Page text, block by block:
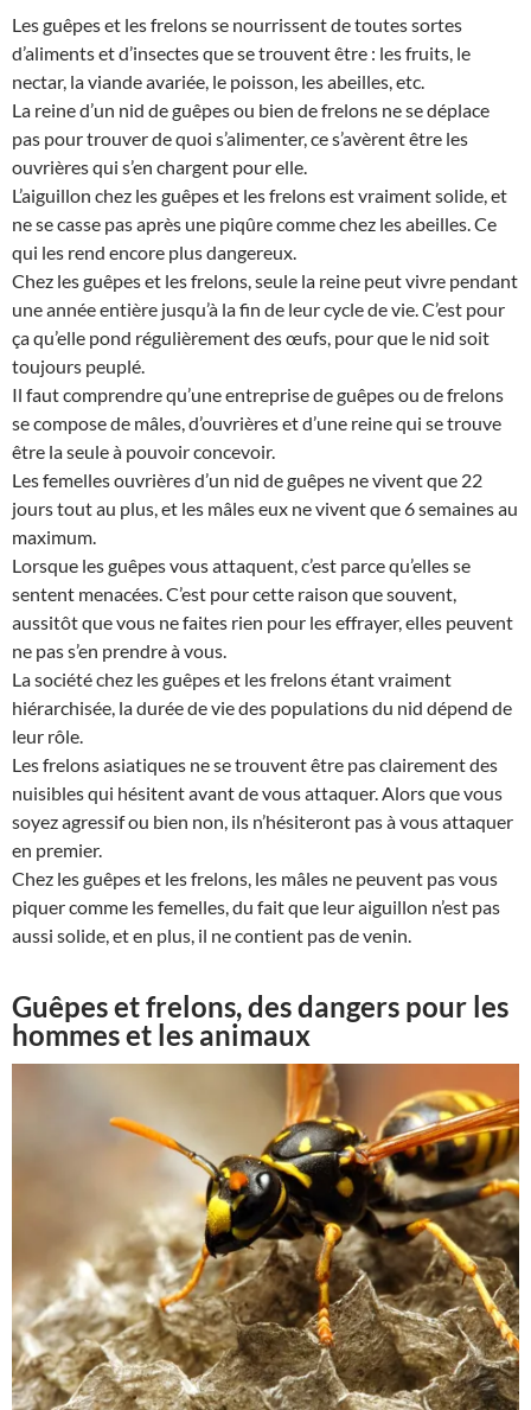
Les guêpes et les frelons se nourrissent de toutes sortes
d’aliments et d’insectes que se trouvent être : les fruits, le
nectar, la viande avariée, le poisson, les abeilles, etc.
La reine d’un nid de guêpes ou bien de frelons ne se déplace
pas pour trouver de quoi s’alimenter, ce s’avèrent être les
ouvrières qui s’en chargent pour elle.
L’aiguillon chez les guêpes et les frelons est vraiment solide, et
ne se casse pas après une piqûre comme chez les abeilles. Ce
qui les rend encore plus dangereux.
Chez les guêpes et les frelons, seule la reine peut vivre pendant
une année entière jusqu’à la fin de leur cycle de vie. C’est pour
ça qu’elle pond régulièrement des œufs, pour que le nid soit
toujours peuplé.
Il faut comprendre qu’une entreprise de guêpes ou de frelons
se compose de mâles, d’ouvrières et d’une reine qui se trouve
être la seule à pouvoir concevoir.
Les femelles ouvrières d’un nid de guêpes ne vivent que 22
jours tout au plus, et les mâles eux ne vivent que 6 semaines au
maximum.
Lorsque les guêpes vous attaquent, c’est parce qu’elles se
sentent menacées. C’est pour cette raison que souvent,
aussitôt que vous ne faites rien pour les effrayer, elles peuvent
ne pas s’en prendre à vous.
La société chez les guêpes et les frelons étant vraiment
hiérarchisée, la durée de vie des populations du nid dépend de
leur rôle.
Les frelons asiatiques ne se trouvent être pas clairement des
nuisibles qui hésitent avant de vous attaquer. Alors que vous
soyez agressif ou bien non, ils n’hésiteront pas à vous attaquer
en premier.
Chez les guêpes et les frelons, les mâles ne peuvent pas vous
piquer comme les femelles, du fait que leur aiguillon n’est pas
aussi solide, et en plus, il ne contient pas de venin.
Guêpes et frelons, des dangers pour les
hommes et les animaux